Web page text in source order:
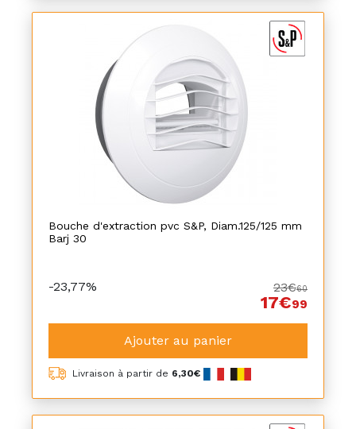
Bouche d'extraction pvc S&P, Diam.125/125 mm
Barj 30
-23,77% 23€60
17€99
Ajouter au panier
Livraison à partir de 6,30€